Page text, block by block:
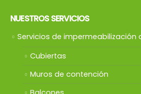
NUESTROS SERVICIOS
Servicios de impermeabilización
Cubiertas
Muros de contención